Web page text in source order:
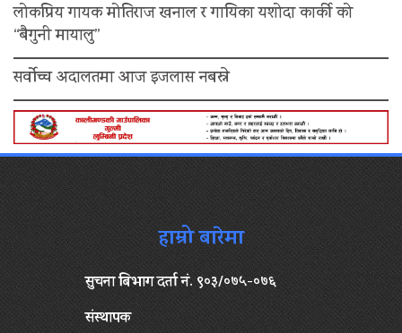
लोकप्रिय गायक मोतिराज खनाल र गायिका यशोदा कार्की को
“बैगुनी मायालु”
सर्वोच्च अदालतमा आज इजलास नबस्ने
हाम्रो बारेमा
सुचना बिभाग दर्ता नं. ९०३/०७५-०७६
संस्थापक